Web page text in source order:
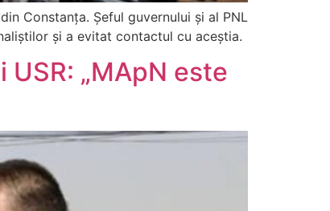
Constanța. Șeful guvernului și al PNL
și a evitat contactul cu aceștia.
„MApN este